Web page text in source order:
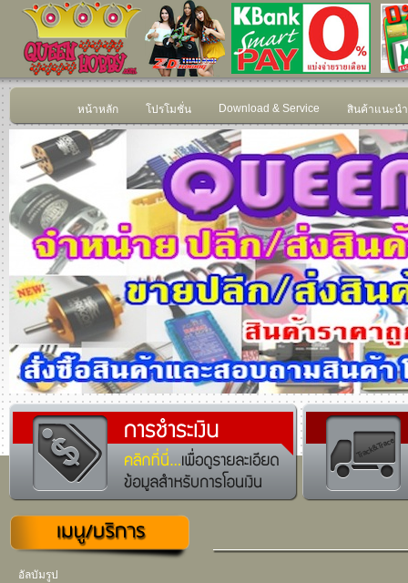
หน้าหลัก โปรโมชั่น Download & Service สินค้าแนะนำ
อัลบัมรูป